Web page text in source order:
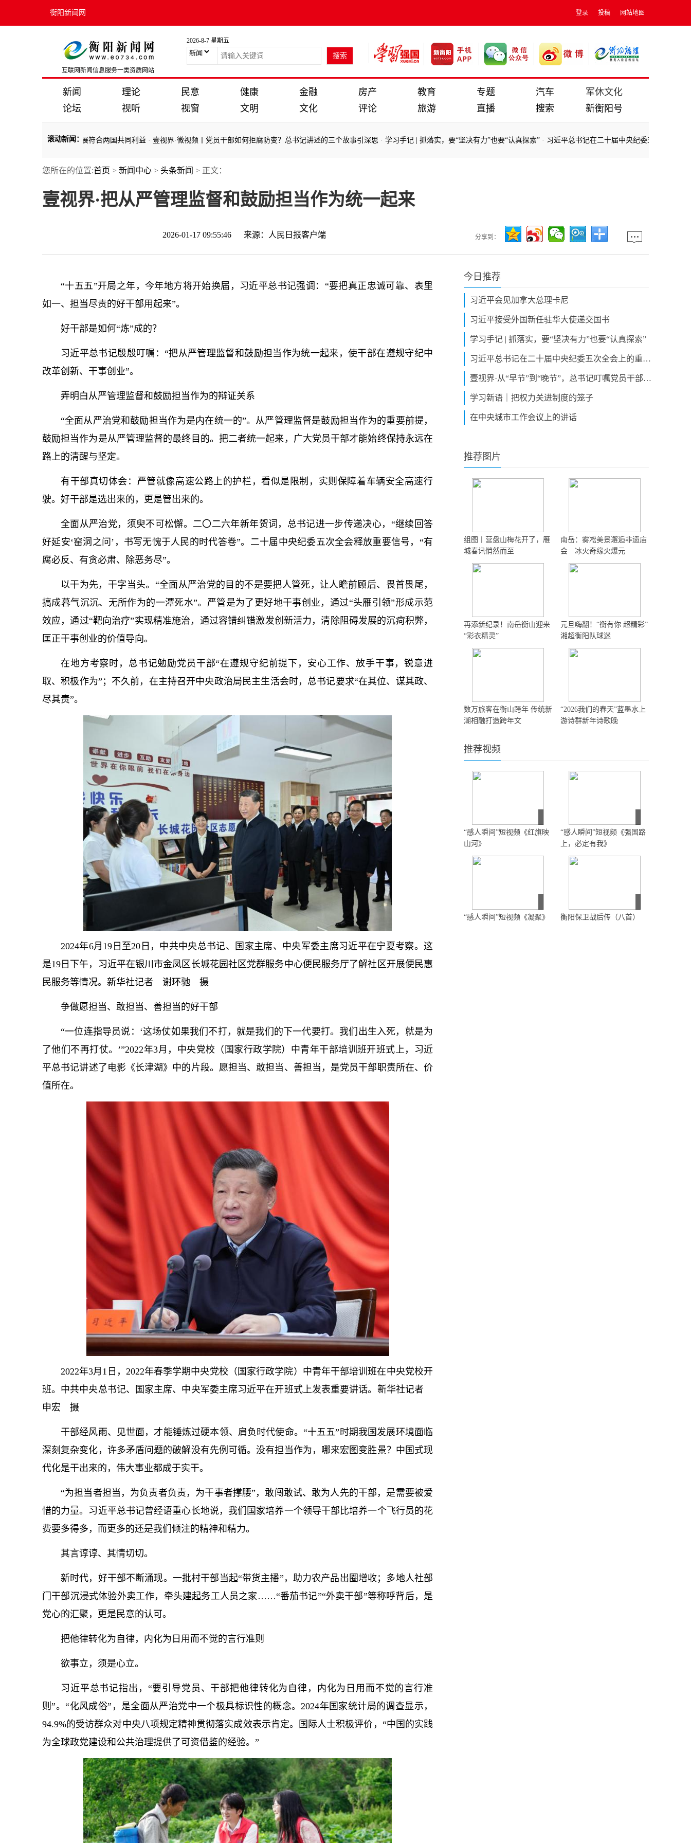
衡阳新闻网 登录 投稿 网站地图
互联网新闻信息服务一类资质网站
2026-8-7 星期五
新闻 理论 民意 健康 金融 房产 教育 专题 汽车
军休文化
论坛
视听 视窗 文明 文化 评论 旅游 直播 搜索 新衡阳号
滚动新闻 ：
关系健康稳定发展符合两国共同利益·壹视界·微视频丨党员干部如何拒腐防变？总书记讲述的三个故事引深思·学习手记 | 抓落实，要“坚决有力”也要“认真探索”·习近平总书记在二十届中央纪委五次全会上的重要讲
关系健康稳定发展符合两国共同利益· 壹视界·微视频丨党员干部如何拒腐防变？总书记讲述的三个故事引深思
您所在的位置:首页 > 新闻中心 > 头条新闻 > 正文：
壹视界·把从严管理监督和鼓励担当作为统一起来
2026-01-17 09:55:46 来源： 人民日报客户端 分享到：
“十五五”开局之年，今年地方将开始换届，习近平总书记强调：“要把真正忠诚可靠、表里
如一、担当尽责的好干部用起来”。
好干部是如何“炼”成的？
习近平总书记殷殷叮嘱：“把从严管理监督和鼓励担当作为统一起来，使干部在遵规守纪中
改革创新、干事创业”。
弄明白从严管理监督和鼓励担当作为的辩证关系
“全面从严治党和鼓励担当作为是内在统一的”。从严管理监督是鼓励担当作为的重要前提，
鼓励担当作为是从严管理监督的最终目的。把二者统一起来，广大党员干部才能始终保持永远在
路上的清醒与坚定。
有干部真切体会：严管就像高速公路上的护栏，看似是限制，实则保障着车辆安全高速行
驶。好干部是选出来的，更是管出来的。
全面从严治党，须臾不可松懈。二〇二六年新年贺词， 总书记进一步传递决心，“继续回答
好延安‘窑洞之问’，书写无愧于人民的时代答卷”。二十届中央纪委五次全会释放重要信号，“有
腐必反、有贪必肃、除恶务尽”。
以干为先，干字当头。“全面从严治党的目的不是要把人管死，让人瞻前顾后、畏首畏尾，
搞成暮气沉沉、无所作为的一潭死水”。严管是为了更好地干事创业，通过“头雁引领”形成示范
效应，通过“靶向治疗”实现精准施治，通过容错纠错激发创新活力，清除阻碍发展的沉疴积弊，
匡正干事创业的价值导向。
在地方考察时， 总书记勉励党员干部“在遵规守纪前提下，安心工作、放手干事，锐意进
取、积极作为”；不久前，在主持召开中央政治局民主生活会时， 总书记要求“在其位、谋其政、
尽其责”。
2024年6月19日至20日，中共中央总书记、国家主席、中央军委主席习近平在宁夏考察。这
是19日下午，习近平在银川市金凤区长城花园社区党群服务中心便民服务厅了解社区开展便民惠
民服务等情况。新华社记者 谢环驰 摄
争做愿担当、敢担当、善担当的好干部
“一位连指导员说：‘这场仗如果我们不打，就是我们的下一代要打。我们出生入死，就是为
了他们不再打仗。’”2022年3月，中央党校（国家行政学院）中青年干部培训班开班式上，习近
平总书记讲述了电影《长津湖》中的片段。愿担当、敢担当、善担当，是党员干部职责所在、价
值所在。
2022年3月1日，2022年春季学期中央党校（国家行政学院）中青年干部培训班在中央党校开
班。中共中央总书记、国家主席、中央军委主席习近平在开班式上发表重要讲话。新华社记者
申宏 摄
干部经风雨、见世面，才能锤炼过硬本领、肩负时代使命。“十五五”时期我国发展环境面临
深刻复杂变化，许多矛盾问题的破解没有先例可循。没有担当作为，哪来宏图变胜景？中国式现
代化是干出来的，伟大事业都成于实干。
“为担当者担当，为负责者负责，为干事者撑腰”，敢闯敢试、敢为人先的干部，是需要被爱
惜的力量。习 近平总书记曾经语重心长地说，我们国家培养一个领导干部比培养一个飞行员的花
费要多得多，而更多的还是我们倾注的精神和精力。
其言谆谆、其情切切。
新时代，好干部不断涌现。一批村干部当起“带货主播”，助力农产品出圈增收；多地人社部
门干部沉浸式体验外卖工作，牵头建起务工人员之家……“番茄书记”“外卖干部”等称呼背后，是
党心的汇聚，更是民意的认可。
把他律转化为自律，内化为日用而不觉的言行准则
欲事立，须是心立。
习 近平总书记指出，“要引导党员、干部把他律转化为自律，内化为日用而不觉的言行准
则”。“化风成俗”，是全面从严治党中一个极具标识性的概念。2024年国家统计局的调查显示，
94.9%的受访群众对中央八项规定精神贯彻落实成效表示肯定。国际人士积极评价，“中国的实践
为全球政党建设和公共治理提供了可资借鉴的经验。”
今日推荐
习近平会见加拿大总理卡尼
习近平接受外国新任驻华大使递交国书
学习手记 | 抓落实，要“坚决有力”也要“认真探索”
习近平总书记在二十届中央纪委五次全会上的重要讲话引发热烈反响
壹视界·从“早节”到“晚节”，总书记叮嘱党员干部拒腐防变
学习新语｜把权力关进制度的笼子
在中央城市工作会议上的讲话
推荐图片
组图丨营盘山梅花开了，雁
城春讯悄然而至
南岳：雾凇美景邂逅非遗庙
会 冰火奇缘火爆元
再添新纪录！南岳衡山迎来
“彩衣精灵”
元旦嗨翻！“衡有你 超精彩”
湘超衡阳队球迷
数万旅客在衡山跨年 传统新
潮相融打造跨年文
“2026我们的春天”蓝墨水上
游诗群新年诗歌晚
推荐视频
“感人瞬间”短视频《红旗映
山河》
“感人瞬间”短视频《强国路
上，必定有我》
“感人瞬间”短视频《凝聚》 衡阳保卫战后传（八首）